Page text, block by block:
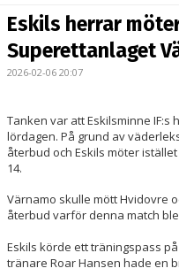
BILDGALLERI
KONTAKT
MATCHER
ETTAN SÖDRA
Eskils herrar
Superettanlaget
2026-02-06 20:07
Tanken var att Eskilsminne
lördagen. På grund av
återbud och Eskils möter
14.
Värnamo skulle mött Hvidovre
återbud varför denna match
Eskils körde ett träningspass
tränare Roar Hansen hade en